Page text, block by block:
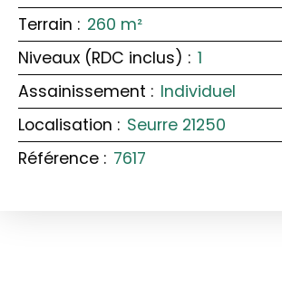
Terrain : 260 m²
Niveaux (RDC inclus) : 1
Assainissement : Individuel
Localisation : Seurre 21250
Référence : 7617